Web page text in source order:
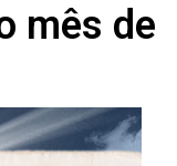
mês de